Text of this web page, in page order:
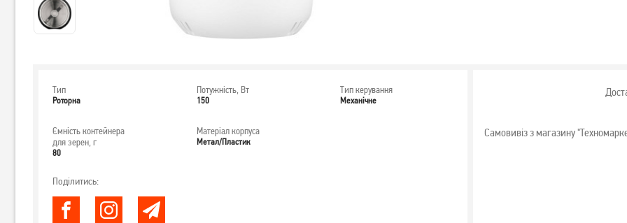
Тип
Роторна
Потужність, Вт
150
Тип керування
Механічне
Ємність контейнера
для зерен, г
80
Матеріал корпуса
Метал/Пластик
Поділитись:
Самовивіз з магазину